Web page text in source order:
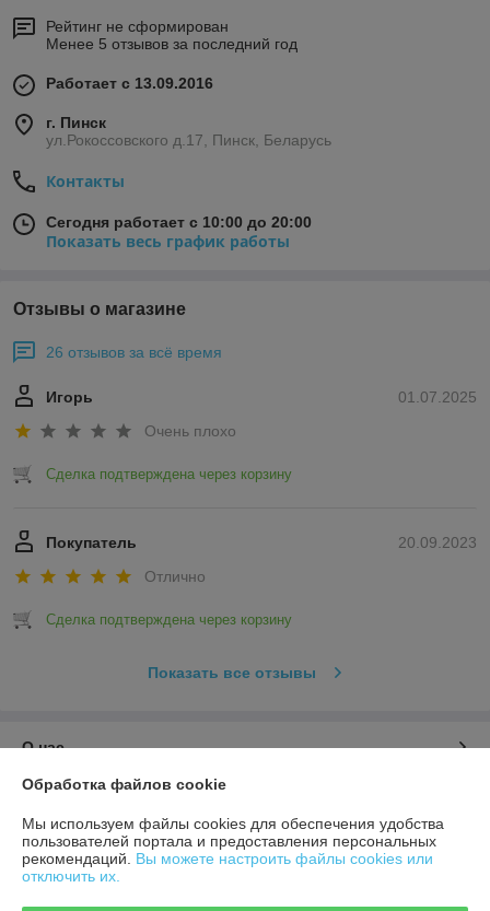
Рейтинг не сформирован
Менее 5 отзывов за последний год
Работает с 13.09.2016
г. Пинск
ул.Рокоссовского д.17, Пинск, Беларусь
Контакты
Сегодня работает с 10:00 до 20:00
Показать весь график работы
Отзывы о магазине
26 отзывов за всё время
01.07.2025
Игорь
Очень плохо
Сделка подтверждена через корзину
20.09.2023
Покупатель
Отлично
Сделка подтверждена через корзину
Показать все отзывы
О нас
Контакты
Доставка и оплата
Обработка файлов cookie
Мы используем файлы cookies для обеспечения удобства
пользователей портала и предоставления персональных
рекомендаций. Вы можете настроить файлы cookies или
отключить их.